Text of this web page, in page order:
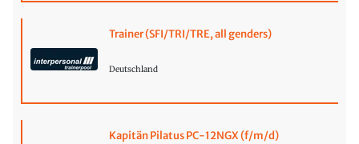
Trainer (SFI/TRI/TRE, all genders)
Deutschland
Kapitän Pilatus PC-12NGX (f/m/d)